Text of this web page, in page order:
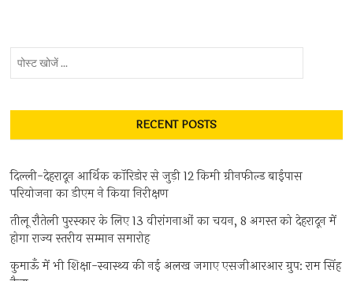
RECENT POSTS
दिल्ली-देहरादून आर्थिक कॉरिडोर से जुड़ी 12 किमी ग्रीनफील्ड बाईपास
परियोजना का डीएम ने किया निरीक्षण
तीलू रौतेली पुरस्कार के लिए 13 वीरांगनाओं का चयन, 8 अगस्त को देहरादून में
होगा राज्य स्तरीय सम्मान समारोह
कुमाऊँ में भी शिक्षा-स्वास्थ्य की नई अलख जगाए एसजीआरआर ग्रुप: राम सिंह